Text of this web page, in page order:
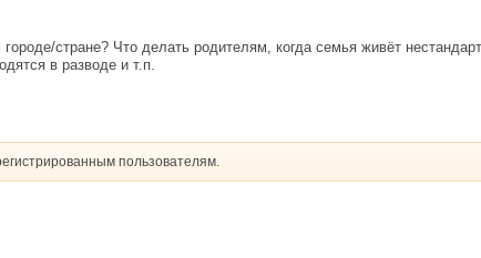
городе/стране? Что делать родителям, когда семья живёт
в разводе и т.п.
пользователям.